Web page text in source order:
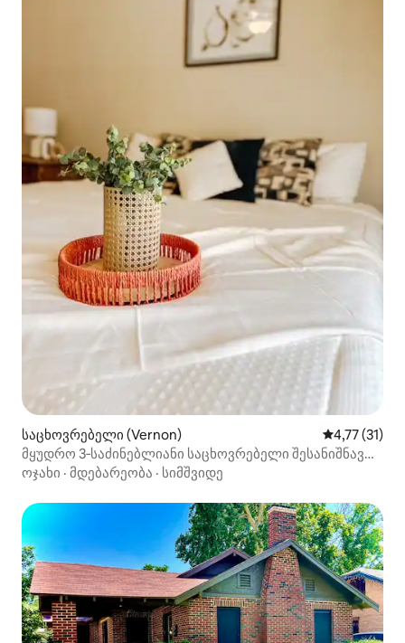
საცხოვრებელი (Vernon) საშუალო
4,77 (31)
მყუდრო 3‑საძინებლიანი საცხოვრებელი შესანიშნავ
უბანში. Paradise Pine
ოჯახი · მდებარეობა · სიმშვიდე